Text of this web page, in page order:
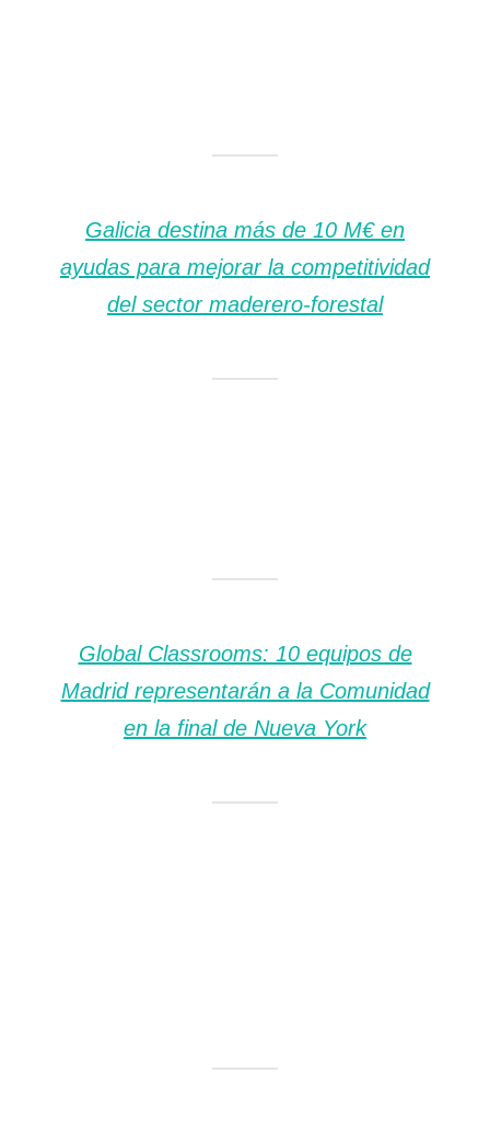
Galicia destina más de 10 M€ en
ayudas para mejorar la competitividad
del sector maderero-forestal
Global Classrooms: 10 equipos de
Madrid representarán a la Comunidad
en la final de Nueva York